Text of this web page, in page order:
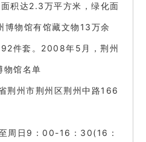
积达2.3万平方米，绿化面
物馆有馆藏文物13万余
件套。2008年5月，荆州
物馆名单
荆州市荆州区荆州中路166
周日9：00-16：30(16：